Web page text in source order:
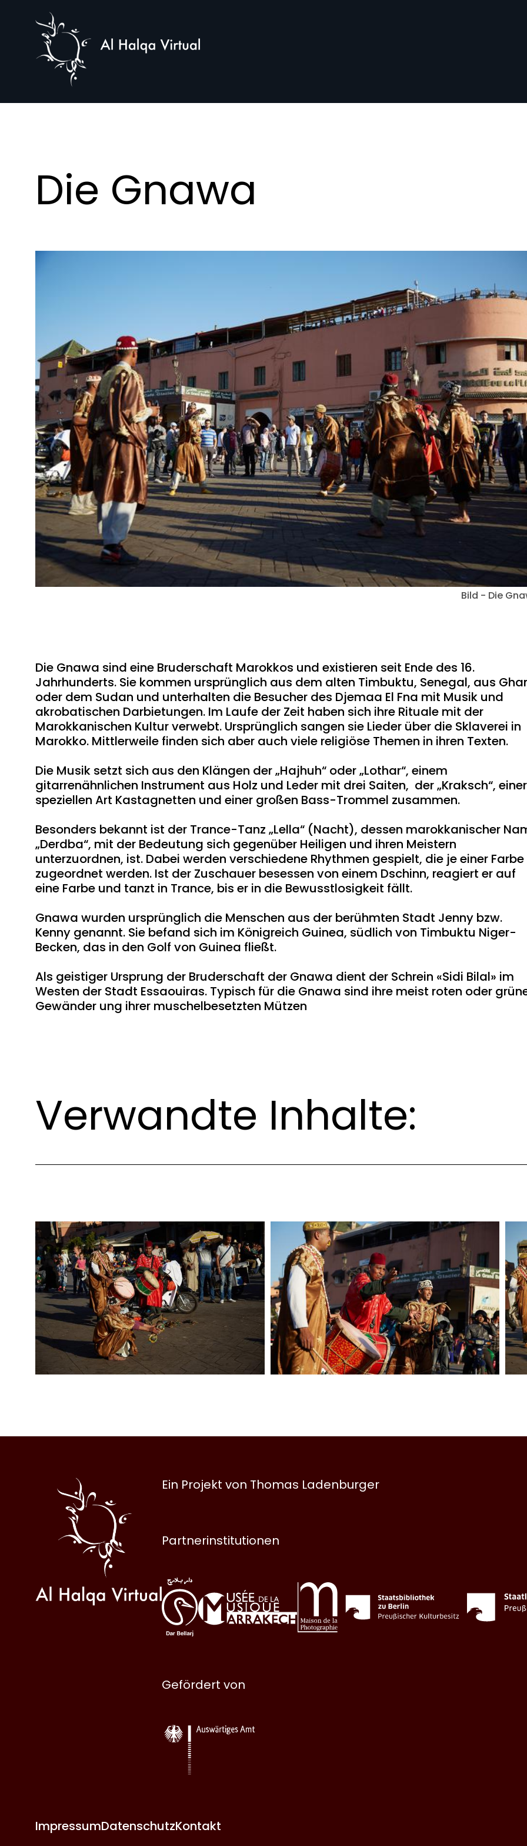
Al
Halqa
Die Gnawa
Bild - Die
Die Gnawa sind eine Bruderschaft Marokkos und existieren seit Ende des 16.
Jahrhunderts. Sie kommen ursprünglich aus dem alten Timbuktu, Senegal, aus
oder dem Sudan und unterhalten die Besucher des Djemaa El Fna mit Musik und
akrobatischen Darbietungen. Im Laufe der Zeit haben sich ihre Rituale mit der
Marokkanischen Kultur verwebt. Ursprünglich sangen sie Lieder über die Sklaverei in
Marokko. Mittlerweile finden sich aber auch viele religiöse Themen in ihren Texten.
Die Musik setzt sich aus den Klängen der „Hajhuh“ oder ‪„‬Lothar‪“‬, einem
gitarrenähnlichen Instrument aus Holz und Leder mit drei Saiten, der „Kraksch“, einer
speziellen Art Kastagnetten und einer großen Bass-Trommel zusammen.
Besonders bekannt ist der Trance-Tanz „Lella“ (Nacht)‪,‬ dessen marokkanischer
‪„‬Derdba‪“‬, mit der Bedeutung sich gegenüber Heiligen und ihren Meistern
unterzuordnen, ‬ist. Dabei werden verschiedene Rhythmen gespielt, die je einer Farbe
zugeordnet werden. Ist der Zuschauer besessen von einem Dschinn, reagiert er auf
eine Farbe und tanzt in Trance, bis er in die Bewusstlosigkeit fällt.
Gnawa wurden ursprünglich die Menschen aus der berühmten Stadt Jenny bzw.
Kenny genannt. Sie befand sich im Königreich Guinea, südlich von Timbuktu Niger-
Becken, das in den Golf von Guinea fließt.
Als geistiger Ursprung der Bruderschaft der Gnawa dient der Schrein «Sidi Bilal» im
Westen der Stadt Essaouiras. Typisch für die Gnawa sind ihre meist roten oder
Gewänder ung ihrer muschelbesetzten Mützen
Verwandte Inhalte:
Halqa
Ein Projekt von Thomas Ladenburger
Partnerinstitutionen
Gefördert von
ImpressumDatenschutzKontakt